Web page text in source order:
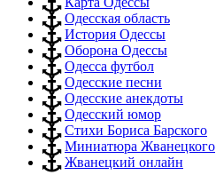
Одесская область
История Одессы
Оборона Одессы
Одесса футбол
Одесские песни
Одесские анекдоты
Одесский юмор
Стихи Бориса Барского
Миниатюра Жванецкого
Жванецкий онлайн